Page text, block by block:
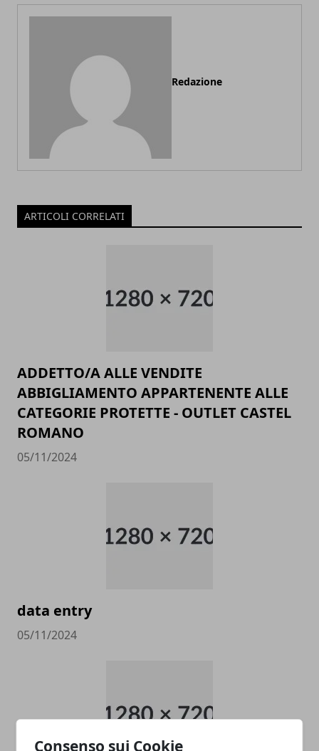
Consenso sui Cookie
Redazione
ARTICOLI CORRELATI
ADDETTO/A ALLE VENDITE
ABBIGLIAMENTO APPARTENENTE ALLE
CATEGORIE PROTETTE - OUTLET CASTEL
ROMANO
05/11/2024
data entry
05/11/2024